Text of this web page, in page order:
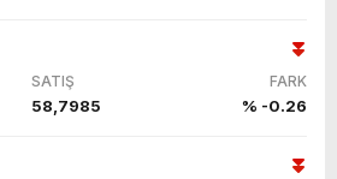
SATIŞ FARK
58,7985 % -0.26